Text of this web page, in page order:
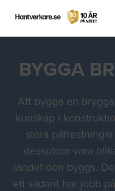
BYGGA
Att bygga en
kunskap i
stora
dessutom vara
landet den byggs.
ett sådant här jobb